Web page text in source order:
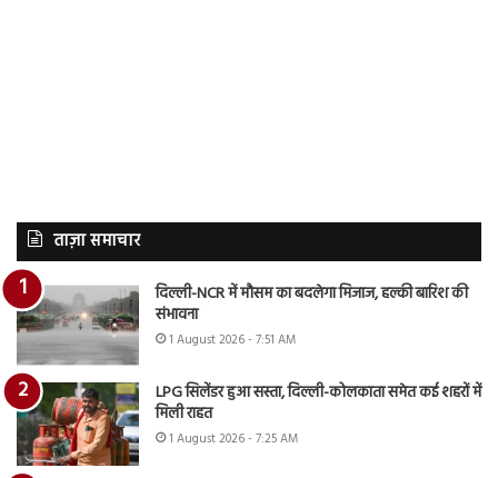
ताज़ा समाचार
दिल्ली-NCR में मौसम का बदलेगा मिजाज, हल्की बारिश की
संभावना
1 August 2026 - 7:51 AM
LPG सिलेंडर हुआ सस्ता, दिल्ली-कोलकाता समेत कई शहरों में
मिली राहत
1 August 2026 - 7:25 AM